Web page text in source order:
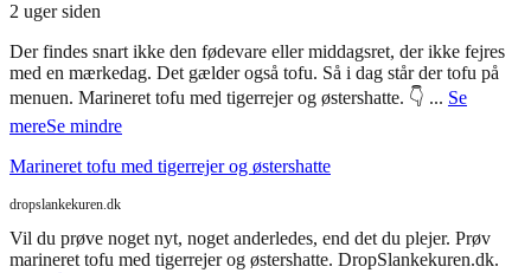
2 uger siden
Der findes snart ikke den fødevare eller middagsret, der ikke fejres
med en mærkedag. Det gælder også tofu. Så i dag står der tofu på
menuen. Marineret tofu med tigerrejer og østershatte. 👇 ... Se
mereSe mindre
Marineret tofu med tigerrejer og østershatte
dropslankekuren.dk
Vil du prøve noget nyt, noget anderledes, end det du plejer. Prøv
marineret tofu med tigerrejer og østershatte. DropSlankekuren.dk.